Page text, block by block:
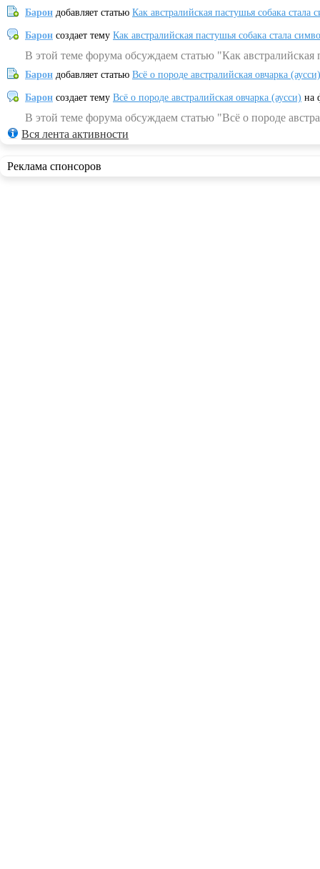
Барон добавляет статью Как австралийская пастушья собака
Барон создает тему Как австралийская пастушья собака стала
В этой теме форума обсуждаем статью "Как
Барон добавляет статью Всё о породе австралийская овчарка (аусси)
Барон создает тему Всё о породе австралийская овчарка (аусси) на
В этой теме форума обсуждаем статью "Всё о породе
Вся лента активности
Реклама спонсоров